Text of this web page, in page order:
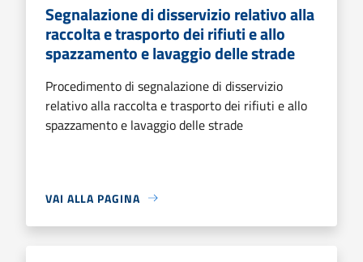
Segnalazione di disservizio relativo alla
raccolta e trasporto dei rifiuti e allo
spazzamento e lavaggio delle strade
Procedimento di segnalazione di disservizio
relativo alla raccolta e trasporto dei rifiuti e allo
spazzamento e lavaggio delle strade
VAI ALLA PAGINA